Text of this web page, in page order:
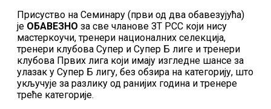
Присуство на Семинару (први од два обавезујућа)
је ОБАВЕЗНО за све чланове ЗТ РСС који нису
мастеркоучи, тренери националних селекција,
тренери клубова Супер и Супер Б лиге и тренери
клубова Првих лига који имају изгледне шансе за
улазак у Супер Б лигу, без обзира на категорију, што
укључује за разлику од ранијих година и тренере
треће категорије.